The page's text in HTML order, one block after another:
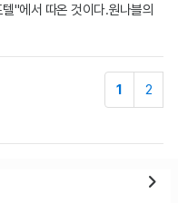
"에서 따온 것이다.원나블의
1 2